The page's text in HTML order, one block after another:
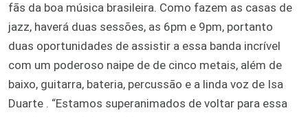
fãs da boa música brasileira. Como fazem as casas de
jazz, haverá duas sessões, as 6pm e 9pm, portanto
duas oportunidades de assistir a essa banda incrível
com um poderoso naipe de de cinco metais, além de
baixo, guitarra, bateria, percussão e a linda voz de Isa
Duarte . “Estamos superanimados de voltar para essa